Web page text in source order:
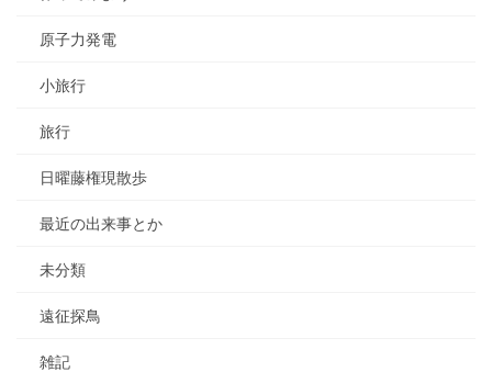
原子力発電
小旅行
旅行
日曜藤権現散歩
最近の出来事とか
未分類
遠征探鳥
雑記